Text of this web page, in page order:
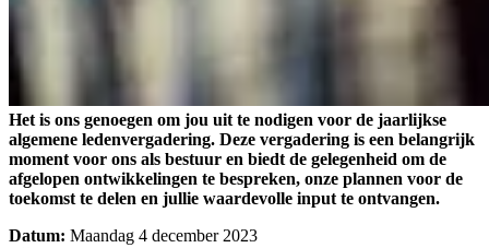
Het is ons genoegen om jou uit te nodigen voor de jaarlijkse
algemene ledenvergadering. Deze vergadering is een belangrijk
moment voor ons als bestuur en biedt de gelegenheid om de
afgelopen ontwikkelingen te bespreken, onze plannen voor de
toekomst te delen en jullie waardevolle input te ontvangen.
Datum: Maandag 4 december 2023